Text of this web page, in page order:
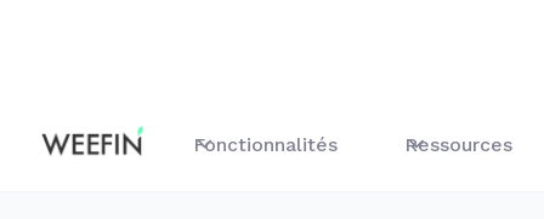
Fonctionnalités Ressources
Blog Diane GABRIEL ROBEZ